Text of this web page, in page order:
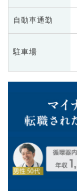
自動車通勤
駐車場